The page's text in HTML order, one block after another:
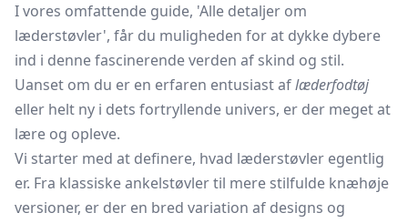
I vores omfattende guide, 'Alle detaljer om
læderstøvler', får du muligheden for at dykke dybere
ind i denne fascinerende verden af skind og stil.
Uanset om du er en erfaren entusiast aflæderfodtøj
eller helt ny i dets fortryllende univers, er der meget at
lære og opleve.
Vi starter med at definere, hvad læderstøvler egentlig
er. Fra klassiske ankelstøvler til mere stilfulde knæhøje
versioner, er der en bred variation af designs og